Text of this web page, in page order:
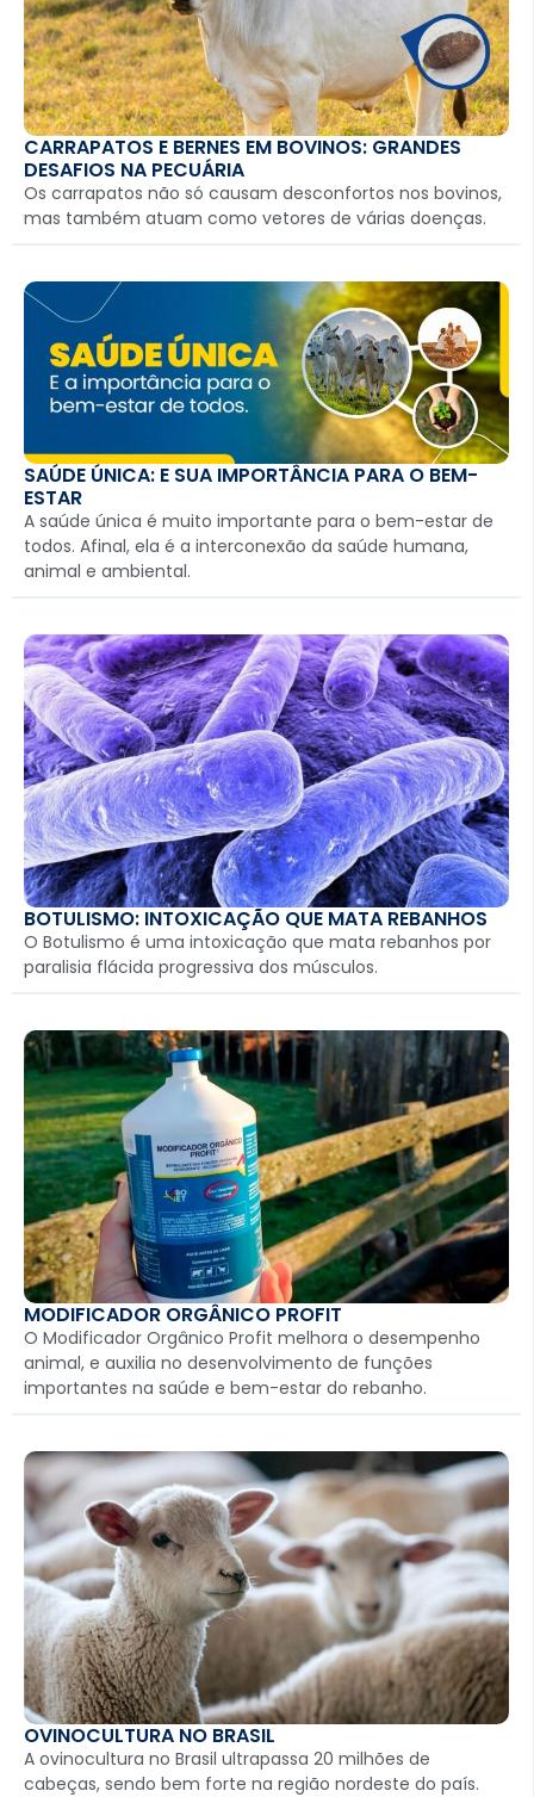
CARRAPATOS E BERNES EM BOVINOS: GRANDES
DESAFIOS NA PECUÁRIA
Os carrapatos não só causam desconfortos nos bovinos,
mas também atuam como vetores de várias doenças.
SAÚDE ÚNICA: E SUA IMPORTÂNCIA PARA O BEM-
ESTAR
A saúde única é muito importante para o bem-estar de
todos. Afinal, ela é a interconexão da saúde humana,
animal e ambiental.
BOTULISMO: INTOXICAÇÃO QUE MATA REBANHOS
O Botulismo é uma intoxicação que mata rebanhos por
paralisia flácida progressiva dos músculos.
MODIFICADOR ORGÂNICO PROFIT
O Modificador Orgânico Profit melhora o desempenho
animal, e auxilia no desenvolvimento de funções
importantes na saúde e bem-estar do rebanho.
OVINOCULTURA NO BRASIL
A ovinocultura no Brasil ultrapassa 20 milhões de
cabeças, sendo bem forte na região nordeste do país.